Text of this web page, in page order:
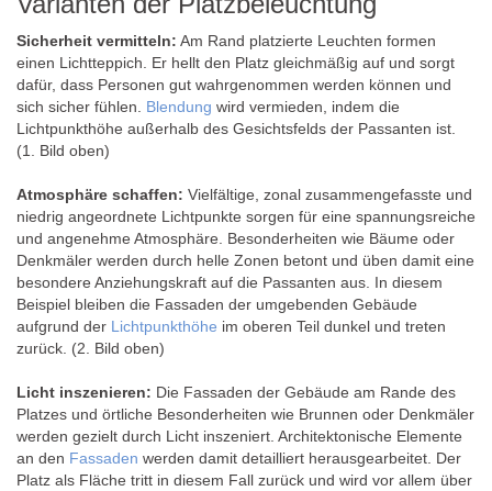
Sicherheit vermitteln: Am Rand platzierte Leuchten formen
einen Lichtteppich. Er hellt den Platz gleichmäßig auf und sorgt
dafür, dass Personen gut wahrgenommen werden können und
sich sicher fühlen. Blendung wird vermieden, indem die
Lichtpunkthöhe außerhalb des Gesichtsfelds der Passanten ist.
(1. Bild oben)
Atmosphäre schaffen: Vielfältige, zonal zusammengefasste und
niedrig angeordnete Lichtpunkte sorgen für eine spannungsreiche
und angenehme Atmosphäre. Besonderheiten wie Bäume oder
Denkmäler werden durch helle Zonen betont und üben damit eine
besondere Anziehungskraft auf die Passanten aus. In diesem
Beispiel bleiben die Fassaden der umgebenden Gebäude
aufgrund der Lichtpunkthöhe im oberen Teil dunkel und treten
zurück. (2. Bild oben)
Licht inszenieren: Die Fassaden der Gebäude am Rande des
Platzes und örtliche Besonderheiten wie Brunnen oder Denkmäler
werden gezielt durch Licht inszeniert. Architektonische Elemente
an den Fassaden werden damit detailliert herausgearbeitet. Der
Platz als Fläche tritt in diesem Fall zurück und wird vor allem über